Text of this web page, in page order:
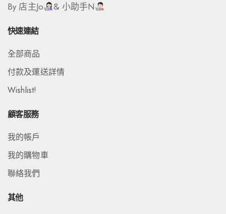
By 店主Jo
& 小助手N
快速連結
全部商品
付款及運送詳情
Wishlist!
顧客服務
我的帳戶
我的購物車
聯絡我們
其他